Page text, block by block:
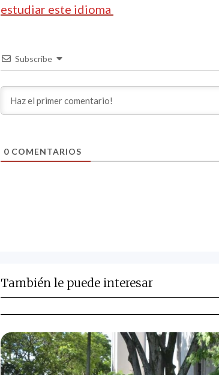
estudiar este idioma
Subscribe
0 COMENTARIOS
También le puede interesar